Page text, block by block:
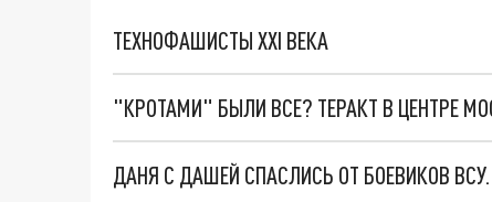
ТЕХНОФАШИСТЫ XXI ВЕКА
"КРОТАМИ" БЫЛИ ВСЕ? ТЕРАКТ В ЦЕНТРЕ
ДАНЯ С ДАШЕЙ СПАСЛИСЬ ОТ БОЕВИКОВ